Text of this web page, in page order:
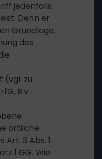
jedenfalls
Denn er
Grundlage,
des
(vgl. zu
B.v.
örtliche
Art. 3 Abs. 1
1 GG. Wie